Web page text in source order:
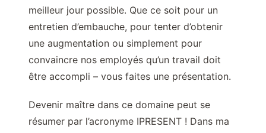
meilleur jour possible. Que ce soit pour un
entretien d’embauche, pour tenter d’obtenir
une augmentation ou simplement pour
convaincre nos employés qu’un travail doit
être accompli – vous faites une présentation.
Devenir maître dans ce domaine peut se
résumer par l’acronyme IPRESENT ! Dans ma